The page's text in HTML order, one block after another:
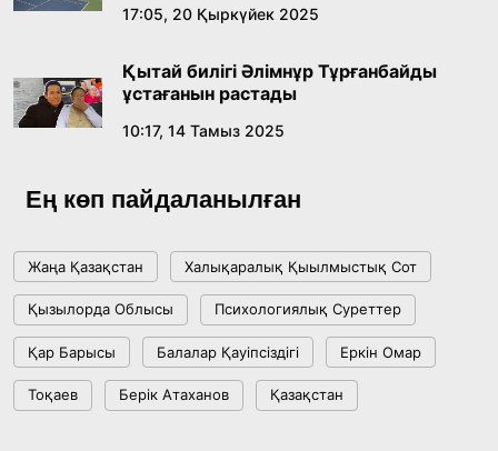
Жасанды интеллект: адамзаттың көмекшісі
18:16, 20 Шілде 2026
жетістіктері мен даму бағыты
Мемлекет басшысы Көбейтұз көлінің жай-
күйіне назар аударды
18:22, 17 Шілде 2026
17:05, 20 Қыркүйек 2025
Қытай билігі Әлімнұр Тұрғанбайды
ұстағанын растады
10:17, 14 Тамыз 2025
Ең көп пайдаланылған
Жаңа Қазақстан Халықаралық Қыылмыстық Сот
Қызылорда Облысы Психологиялық Суреттер
Қар Барысы Балалар Қауіпсіздігі Еркін Омар
Тоқаев Берік Атаханов Қазақстан